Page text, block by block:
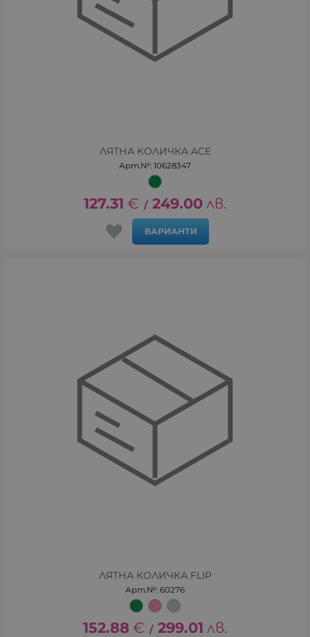
ЛЯТНА КОЛИЧКA ACE
Арт.№: 10628347
127.31 € / 249.00 лв.
ВАРИАНТИ
ЛЯТНА КОЛИЧКА FLIP
Арт.№: 60276
152.88 € / 299.01 лв.